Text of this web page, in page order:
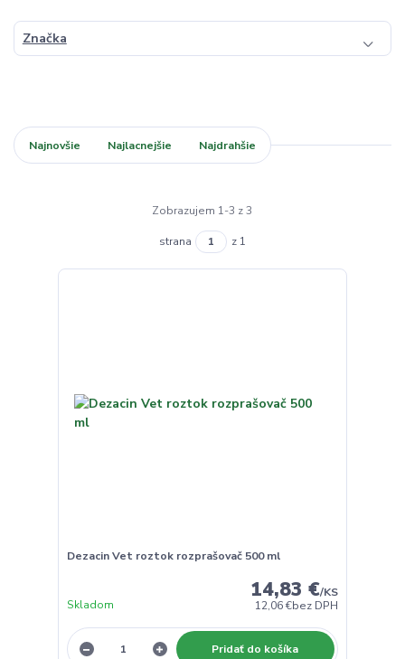
Značka
Najnovšie Najlacnejšie Najdrahšie
Zobrazujem 1-3 z 3
strana z 1
Dezacin Vet roztok rozprašovač 500 ml
14,83 €/KS
12,06 €bez DPH
Skladom
Pridať do košíka